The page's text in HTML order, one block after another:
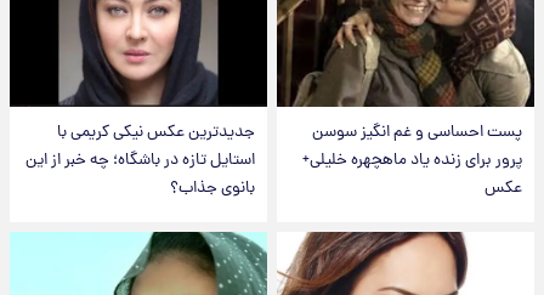
پست احساسی و غم انگیز سوسن
پرور برای زنده یاد ماهچهره خلیلی+
عکس
جدیدترین عکس نیکی کریمی با
استایل تازه در باشگاه؛ چه خبر از این
بانوی جذاب؟